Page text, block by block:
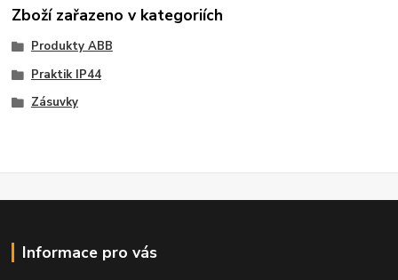
Zboží zařazeno v kategoriích
Produkty ABB
Praktik IP44
Zásuvky
Informace pro vás